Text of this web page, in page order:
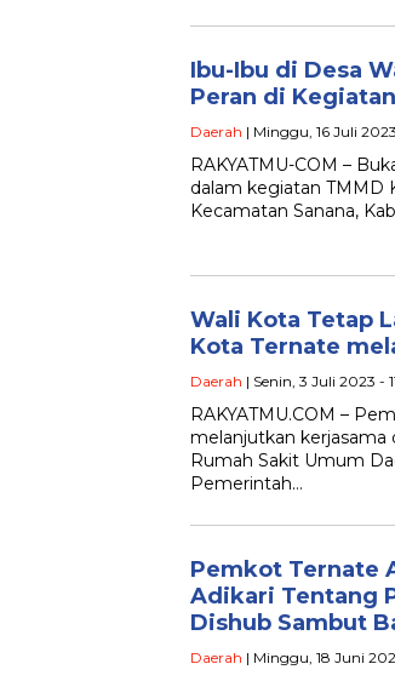
Ibu-Ibu di Desa
Peran di
Daerah | Minggu, 16 Juli
RAKYATMU-COM –
dalam kegiatan TMMD
Kecamatan Sanana,
Wali Kota Tetap
Kota Ternate
Daerah | Senin, 3 Juli 2023 -
RAKYATMU.COM –
melanjutkan
Rumah Sakit Umum
Pemerintah…
Pemkot Ternate
Adikari Tentang
Dishub Sambut
Daerah | Minggu, 18 Juni